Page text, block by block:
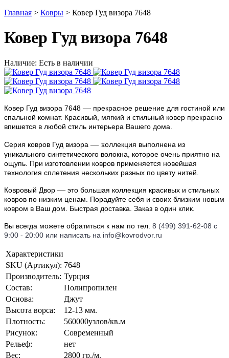
Главная > Ковры > Ковер Гуд визора 7648
Ковер Гуд визора 7648
Наличие: Есть в наличии
Ковер Гуд визора 7648 — прекрасное решение для гостиной или
спальной комнат. Красивый, мягкий и стильный ковер прекрасно
впишется в любой стиль интерьера Вашего дома.
Серия ковров Гуд визора — коллекция выполнена из
уникального синтетического волокна, которое очень приятно на
ощупь. При изготовлении ковров применяется новейшая
технология сплетения нескольких разных по цвету нитей.
Ковровый Двор — это большая коллекция красивых и стильных
ковров по низким ценам. Порадуйте себя и своих близким новым
ковром в Ваш дом. Быстрая доставка. Заказ в один клик.
Вы всегда можете обратиться к нам по тел. 8 (499) 391-62-08 с
9:00 - 20:00 или написать на info@kovrodvor.ru
Характеристики
SKU (Артикул): 7648
Производитель: Турция
Состав:
Полипропилен
Основа:
Джут
Высота ворса:
12-13 мм.
Плотность:
560000узлов/кв.м
Рисунок:
Современный
Рельеф:
нет
Вес:
2800 гр./м.